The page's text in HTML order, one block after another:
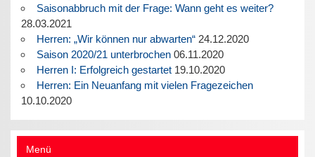
Saisonabbruch mit der Frage: Wann geht es weiter?
28.03.2021
Herren: „Wir können nur abwarten“ 24.12.2020
Saison 2020/21 unterbrochen 06.11.2020
Herren I: Erfolgreich gestartet 19.10.2020
Herren: Ein Neuanfang mit vielen Fragezeichen
10.10.2020
Menü